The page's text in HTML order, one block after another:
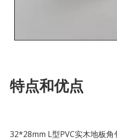
特点和优点
32*28mm L型PVC实木地板